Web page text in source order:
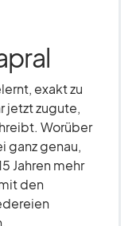
exakt zu
jetzt zugute,
Worüber
ganz genau,
Jahren mehr
den